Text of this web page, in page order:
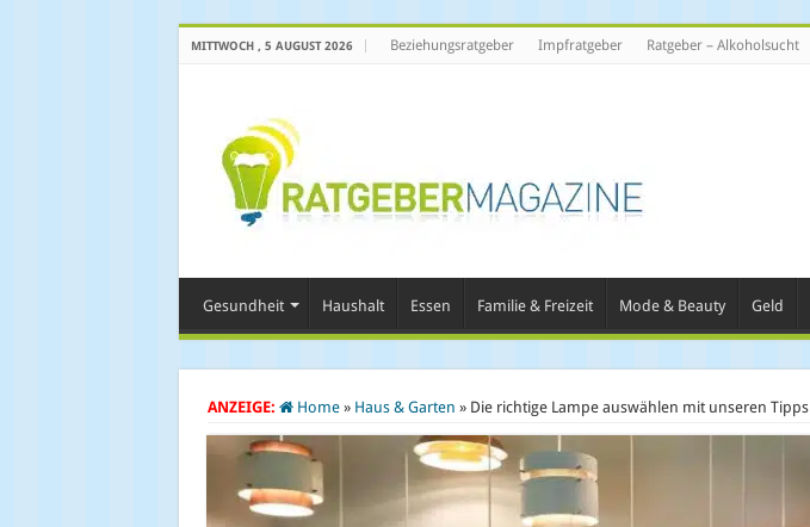
MITTWOCH , 5 AUGUST 2026 Beziehungsratgeber Impfratgeber Ratgeber – Alkoholsucht
Gesundheit Haushalt Essen Familie & Freizeit Mode & Beauty Geld
ANZEIGE: Home » Haus & Garten » Die richtige Lampe auswählen mit unseren Tipps